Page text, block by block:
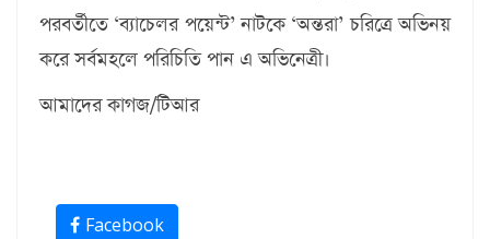
পরবর্তীতে ‘ব্যাচেলর পয়েন্ট’ নাটকে ‘অন্তরা’ চরিত্রে অভিনয়
করে সর্বমহলে পরিচিতি পান এ অভিনেত্রী।
আমাদের কাগজ/টিআর
Facebook